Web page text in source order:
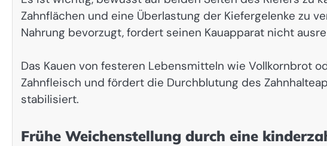
Zahnflächen und eine Überlastung der Kiefergelenke zu
Nahrung bevorzugt, fordert seinen Kauapparat nicht
Das Kauen von festeren Lebensmitteln wie Vollkornbrot
Zahnfleisch und fördert die Durchblutung des
stabilisiert.
Frühe Weichenstellung durch eine